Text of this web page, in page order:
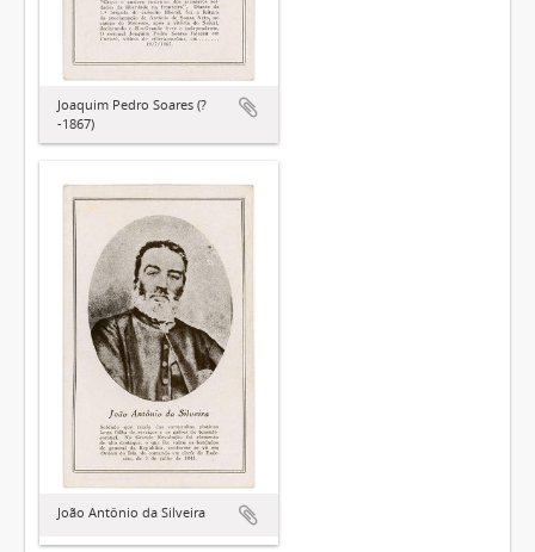
Joaquim Pedro Soares (?
-1867)
João Antônio da Silveira